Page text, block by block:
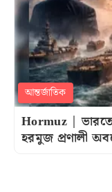
আন্তর্জাতিক
Hormuz | ভারতে
হরমুজ প্রণালী